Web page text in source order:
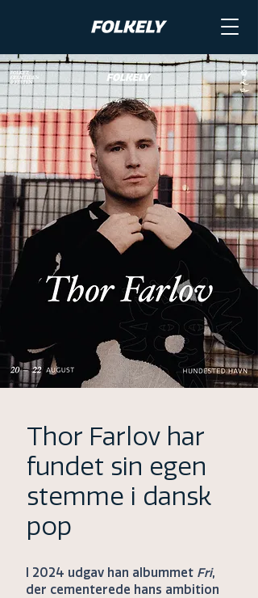
Thor Farlov har
fundet sin egen
stemme i dansk
pop
I 2024 udgav han albummet Fri,
der cementerede hans ambition